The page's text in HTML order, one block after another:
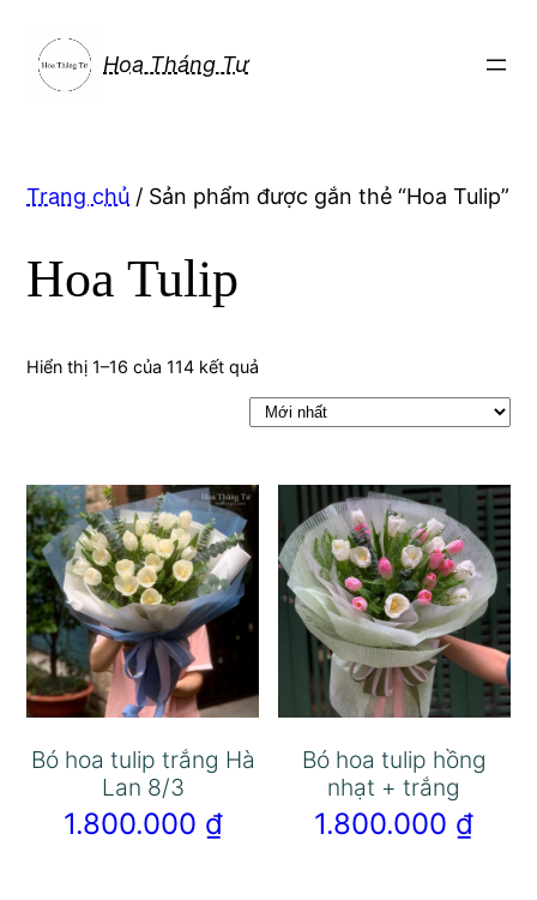
phần
Hoa Tháng Tư
Trang chủ / Sản phẩm được gắn thẻ “Hoa Tulip”
Hoa Tulip
Hiển thị 1–16 của 114 kết quả
Bó hoa tulip trắng Hà
Lan 8/3
1.800.000 ₫
Bó hoa tulip hồng
nhạt + trắng
1.800.000 ₫